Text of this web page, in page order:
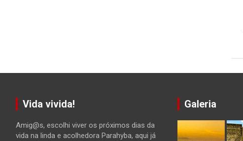
Vida vivida!
Amig@s, escolhi viver os próximos dias da
vida na linda e acolhedora Parahyba, aqui já
Galeria